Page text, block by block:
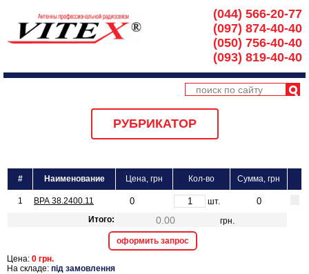
(044) 566-20-77
(097) 874-40-40
(050) 756-40-40
(093) 819-40-40
РУБРИКАТОР
# Наименование Цена, грн Кол-во Сумма, грн
1 ВРА 38.2400.11
шт.
Итого:
грн.
оформить запрос
Цена: 0 грн.
На складе: під замовлення